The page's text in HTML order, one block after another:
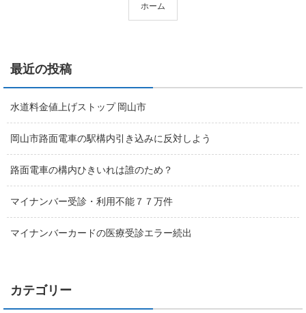
ホーム
最近の投稿
水道料金値上げストップ 岡山市
岡山市路面電車の駅構内引き込みに反対しよう
路面電車の構内ひきいれは誰のため？
マイナンバー受診・利用不能７７万件
マイナンバーカードの医療受診エラー続出
カテゴリー